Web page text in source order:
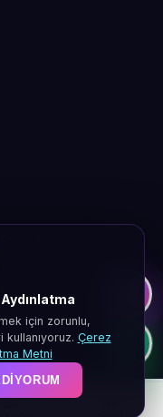
saklıdır.
için zorunlu,
Çerez
Metni